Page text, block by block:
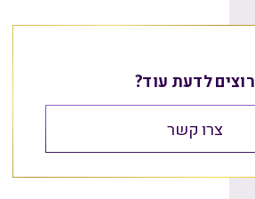
רוצים לדעת עוד?
צרו קשר